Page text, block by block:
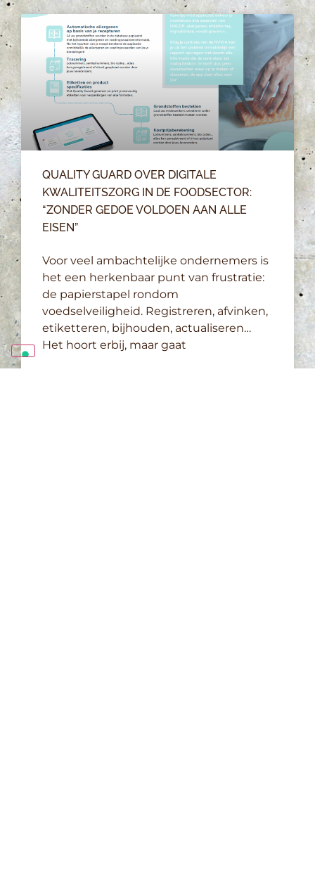
QUALITY GUARD OVER DIGITALE
KWALITEITSZORG IN DE FOODSECTOR:
“ZONDER GEDOE VOLDOEN AAN ALLE
EISEN”
Voor veel ambachtelijke ondernemers is
het een herkenbaar punt van frustratie:
de papierstapel rondom
voedselveiligheid. Registreren, afvinken,
etiketteren, bijhouden, actualiseren…
Het hoort erbij, maar gaat